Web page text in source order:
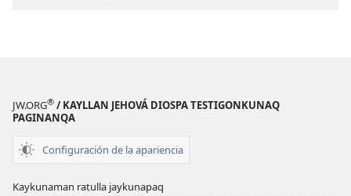
JW.ORG® / KAYLLAN JEHOVÁ DIOSPA TESTIGONKUNAQ
PAGINANQA
Configuración de la apariencia
Kaykunaman ratulla jaykunapaq